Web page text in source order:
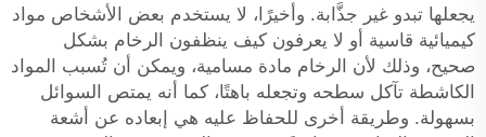
يجعلها تبدو غير جذَّابة. وأخيرًا، لا يستخدم بعض الأشخاص مواد
كيميائية قاسية أو لا يعرفون كيف ينظفون الرخام بشكل
صحيح، وذلك لأن الرخام مادة مسامية، ويمكن أن تُسبب المواد
الكاشطة تآكل سطحه وتجعله باهتًا، كما أنه يمتص السوائل
بسهولة. وطريقة أخرى للحفاظ عليه هي إبعاده عن أشعة